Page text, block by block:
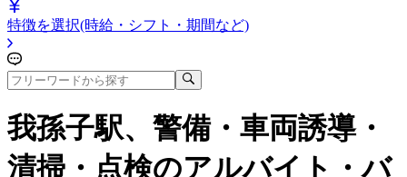
特徴を選択(時給・シフト・期間など)
我孫子駅、警備・車両誘導・
清掃・点検のアルバイト・バ